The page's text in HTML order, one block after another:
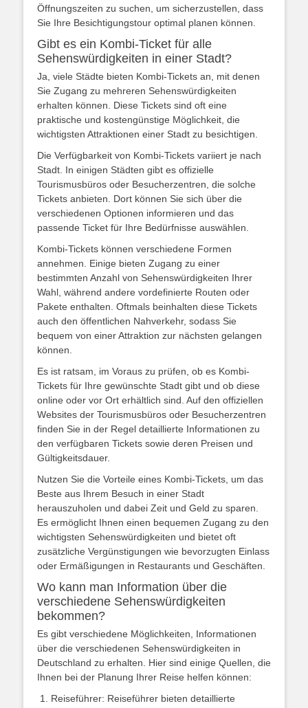
Öffnungszeiten zu suchen, um sicherzustellen, dass
Sie Ihre Besichtigungstour optimal planen können.
Gibt es ein Kombi-Ticket für alle
Sehenswürdigkeiten in einer Stadt?
Ja, viele Städte bieten Kombi-Tickets an, mit denen
Sie Zugang zu mehreren Sehenswürdigkeiten
erhalten können. Diese Tickets sind oft eine
praktische und kostengünstige Möglichkeit, die
wichtigsten Attraktionen einer Stadt zu besichtigen.
Die Verfügbarkeit von Kombi-Tickets variiert je nach
Stadt. In einigen Städten gibt es offizielle
Tourismusbüros oder Besucherzentren, die solche
Tickets anbieten. Dort können Sie sich über die
verschiedenen Optionen informieren und das
passende Ticket für Ihre Bedürfnisse auswählen.
Kombi-Tickets können verschiedene Formen
annehmen. Einige bieten Zugang zu einer
bestimmten Anzahl von Sehenswürdigkeiten Ihrer
Wahl, während andere vordefinierte Routen oder
Pakete enthalten. Oftmals beinhalten diese Tickets
auch den öffentlichen Nahverkehr, sodass Sie
bequem von einer Attraktion zur nächsten gelangen
können.
Es ist ratsam, im Voraus zu prüfen, ob es Kombi-
Tickets für Ihre gewünschte Stadt gibt und ob diese
online oder vor Ort erhältlich sind. Auf den offiziellen
Websites der Tourismusbüros oder Besucherzentren
finden Sie in der Regel detaillierte Informationen zu
den verfügbaren Tickets sowie deren Preisen und
Gültigkeitsdauer.
Nutzen Sie die Vorteile eines Kombi-Tickets, um das
Beste aus Ihrem Besuch in einer Stadt
herauszuholen und dabei Zeit und Geld zu sparen.
Es ermöglicht Ihnen einen bequemen Zugang zu den
wichtigsten Sehenswürdigkeiten und bietet oft
zusätzliche Vergünstigungen wie bevorzugten Einlass
oder Ermäßigungen in Restaurants und Geschäften.
Wo kann man Information über die
verschiedene Sehenswürdigkeiten
bekommen?
Es gibt verschiedene Möglichkeiten, Informationen
über die verschiedenen Sehenswürdigkeiten in
Deutschland zu erhalten. Hier sind einige Quellen, die
Ihnen bei der Planung Ihrer Reise helfen können:
Reiseführer: Reiseführer bieten detaillierte